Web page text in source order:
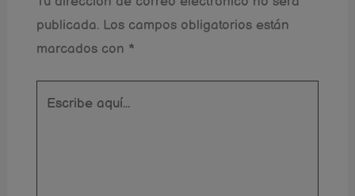
publicada. Los campos obligatorios están
marcados con *